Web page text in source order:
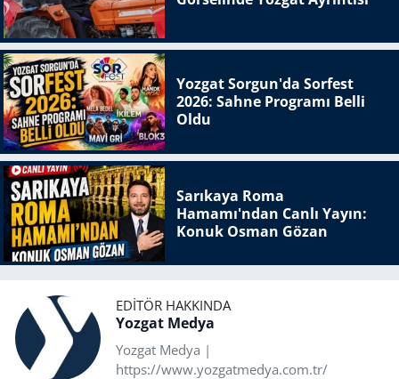
Yozgat Sorgun'da Sorfest
2026: Sahne Programı Belli
Oldu
Sarıkaya Roma
Hamamı'ndan Canlı Yayın:
Konuk Osman Gözan
EDITÖR HAKKINDA
Yozgat Medya
Yozgat Medya |
https://www.yozgatmedya.com.tr/